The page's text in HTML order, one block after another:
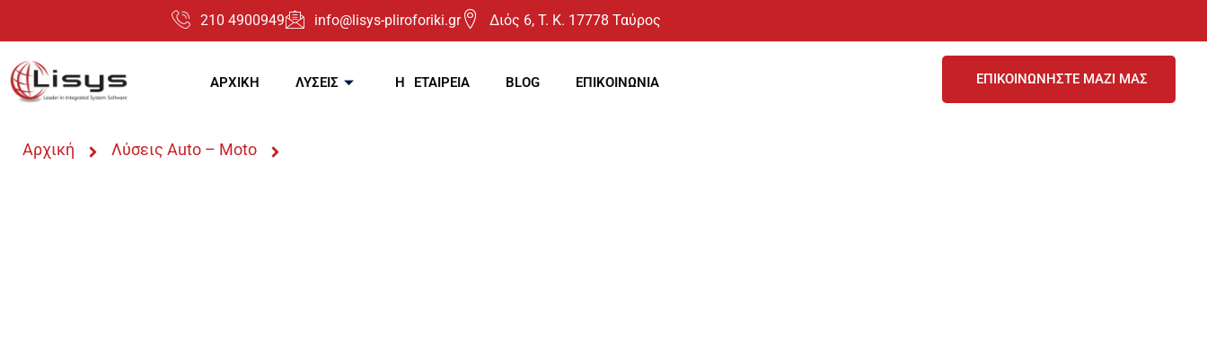
210 4900949 info@lisys-pliroforiki.gr Διός 6, T. K. 17778 Ταύρος
ΑΡΧΙΚΗ ΛΥΣΕΙΣ Η ΕΤΑΙΡΕΙΑ BLOG ΕΠΙΚΟΙΝΩΝΙΑ ΕΠΙΚΟΙΝΩΝΗΣΤΕ ΜΑΖΙ ΜΑΣ
Αρχική Λύσεις Auto – Moto